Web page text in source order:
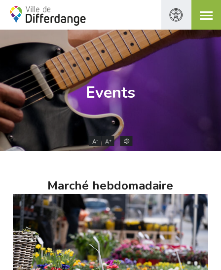
Events
A- A+
Marché hebdomadaire